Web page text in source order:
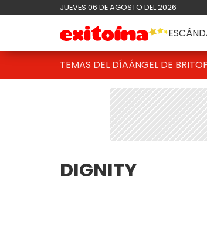
JUEVES 06 DE AGOSTO DEL 2026
TEMAS DEL DÍAÁNGEL DE BRITO
DIGNITY